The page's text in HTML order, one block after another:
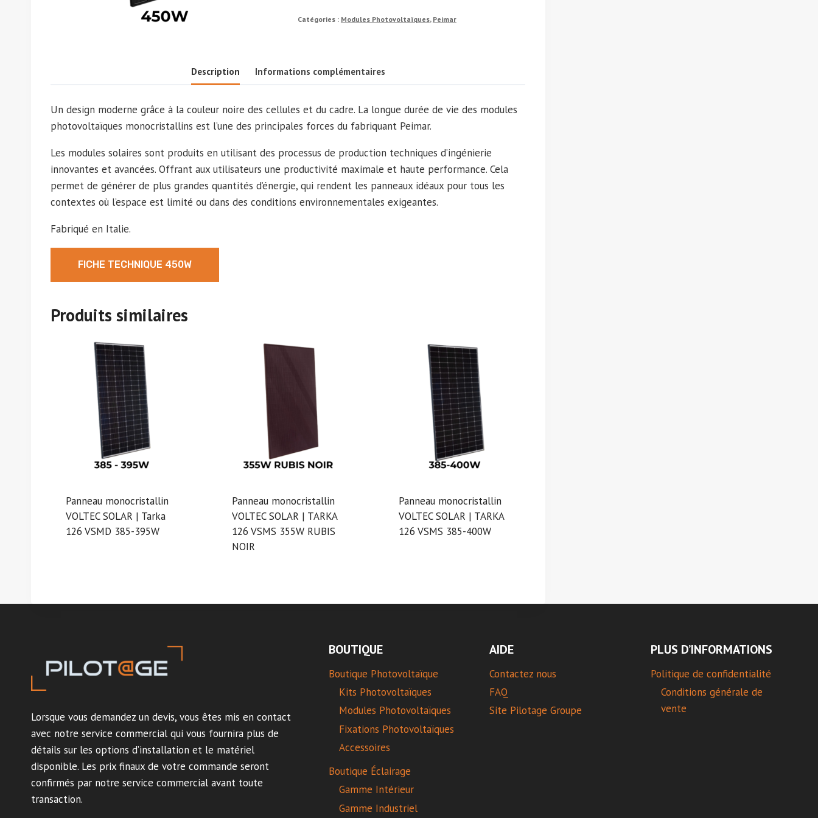
Catégories : Modules Photovoltaïques, Peimar
Description Informations complémentaires
Un design moderne grâce à la couleur noire des cellules et du cadre. La longue durée de vie des modules
photovoltaïques monocristallins est l’une des principales forces du fabriquant Peimar.
Les modules solaires sont produits en utilisant des processus de production techniques d’ingénierie
innovantes et avancées. Offrant aux utilisateurs une productivité maximale et haute performance. Cela
permet de générer de plus grandes quantités d’énergie, qui rendent les panneaux idéaux pour tous les
contextes où l’espace est limité ou dans des conditions environnementales exigeantes.
Fabriqué en Italie.
FICHE TECHNIQUE 450W
Produits similaires
Panneau monocristallin
VOLTEC SOLAR | Tarka
126 VSMD 385-395W
Panneau monocristallin
VOLTEC SOLAR | TARKA
126 VSMS 355W RUBIS
NOIR
Panneau monocristallin
VOLTEC SOLAR | TARKA
126 VSMS 385-400W
Lorsque vous demandez un devis, vous êtes mis en contact
avec notre service commercial qui vous fournira plus de
détails sur les options d’installation et le matériel
disponible. Les prix finaux de votre commande seront
confirmés par notre service commercial avant toute
transaction.
BOUTIQUE
Boutique Photovoltaïque
Kits Photovoltaïques
Modules Photovoltaïques
Fixations Photovoltaïques
Accessoires
Boutique Éclairage
Gamme Intérieur
Gamme Industriel
AIDE
Contactez nous
FAQ
Site Pilotage Groupe
PLUS D’INFORMATIONS
Politique de confidentialité
Conditions générale de
vente